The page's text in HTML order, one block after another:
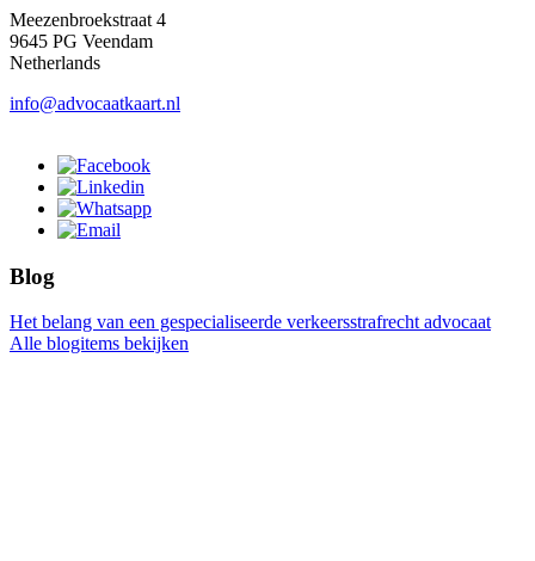
Meezenbroekstraat 4
9645 PG Veendam
Netherlands
info@advocaatkaart.nl
Blog
Het belang van een gespecialiseerde verkeersstrafrecht advocaat
Alle blogitems bekijken